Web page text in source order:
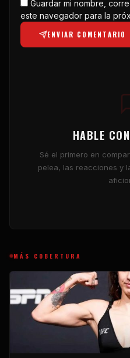
Guardar mi nombre,
este navegador para la
ENVIAR COMENTARIO
HABLE
Sé el primero en
pelea, las reacciones y
MÁS COBERTURA